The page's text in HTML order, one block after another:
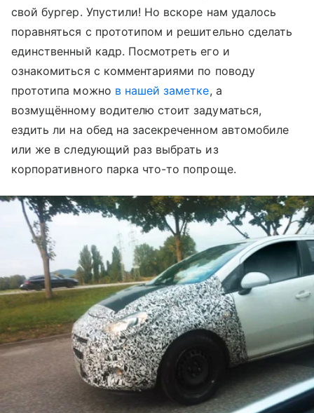
свой бургер. Упустили! Но вскоре нам удалось
поравняться с прототипом и решительно сделать
единственный кадр. Посмотреть его и
ознакомиться с комментариями по поводу
прототипа можно в нашей заметке, а
возмущённому водителю стоит задуматься,
ездить ли на обед на засекреченном автомобиле
или же в следующий раз выбрать из
корпоративного парка что-то попроще.